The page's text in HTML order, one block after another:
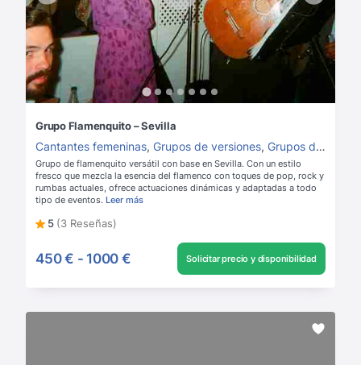
Grupo Flamenquito – Sevilla
Cantantes femeninas, Grupos de versiones, Grupos de flamenco
Grupo de flamenquito versátil con base en Sevilla. Con un estilo
fresco que mezcla la esencia del flamenco con toques de pop, rock y
rumbas actuales, ofrece actuaciones dinámicas y adaptadas a todo
tipo de eventos. Leer más
5 (3 Reseñas)
450 € - 1000 € Solicitar precio y disponibilidad